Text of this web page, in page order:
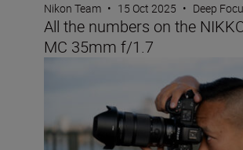
Nikon Team • 15 Oct 2025 • Deep
All the numbers on the
MC 35mm f/1.7